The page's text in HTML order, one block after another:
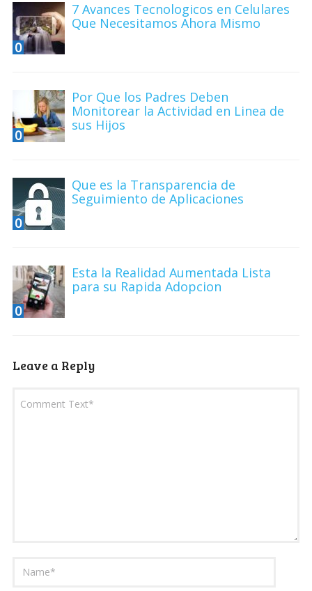
0
7 Avances Tecnologicos en Celulares
Que Necesitamos Ahora Mismo
0
Por Que los Padres Deben
Monitorear la Actividad en Linea de
sus Hijos
0
Que es la Transparencia de
Seguimiento de Aplicaciones
0
Esta la Realidad Aumentada Lista
para su Rapida Adopcion
Leave a Reply